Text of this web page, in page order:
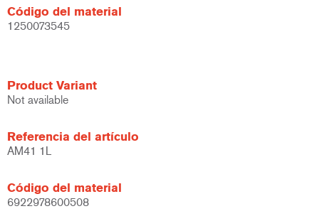
Código del material
1250073545
Product Variant
Not available
Referencia del artículo
AM41 1L
Código del material
6922978600508